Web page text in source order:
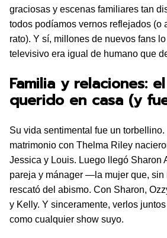
graciosas y escenas familiares tan
todos podíamos vernos reflejados (o
rato). Y sí, millones de nuevos fans
televisivo era igual de humano que
Familia y relaciones:
querido en casa (y
Su vida sentimental fue un
matrimonio con Thelma Riley
Jessica y Louis. Luego llegó Sharon
pareja y mánager —la mujer que, sin
rescató del abismo. Con Sharon,
y Kelly. Y sinceramente, verlos
como cualquier show suyo.